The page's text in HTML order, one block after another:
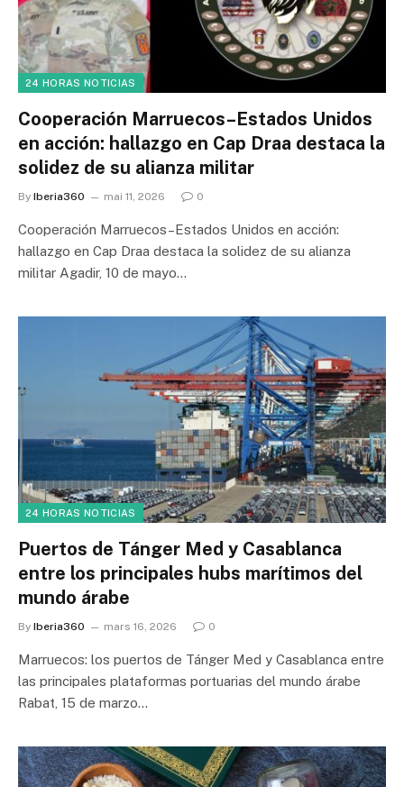
24 HORAS NOTICIAS
Cooperación Marruecos–Estados Unidos
en acción: hallazgo en Cap Draa destaca la
solidez de su alianza militar
By Iberia360 mai 11, 2026 0
Cooperación Marruecos–Estados Unidos en acción:
hallazgo en Cap Draa destaca la solidez de su alianza
militar Agadir, 10 de mayo…
24 HORAS NOTICIAS
Puertos de Tánger Med y Casablanca
entre los principales hubs marítimos del
mundo árabe
By Iberia360 mars 16, 2026 0
Marruecos: los puertos de Tánger Med y Casablanca entre
las principales plataformas portuarias del mundo árabe
Rabat, 15 de marzo…